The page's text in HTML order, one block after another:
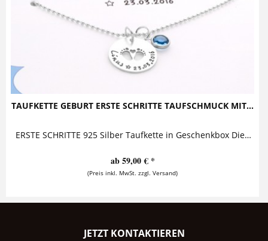
TAUFKETTE GEBURT ERSTE SCHRITTE TAUFSCHMUCK MIT...
ERSTE SCHRITTE 925 Silber Taufkette in Geschenkbox Diese bezaubernde Namenskette ist eine wunderschöne Geschenkidee zur Geburt oder Taufe...
ab 59,00 € *
(Preis inkl. MwSt. zzgl. Versand)
JETZT KONTAKTIEREN